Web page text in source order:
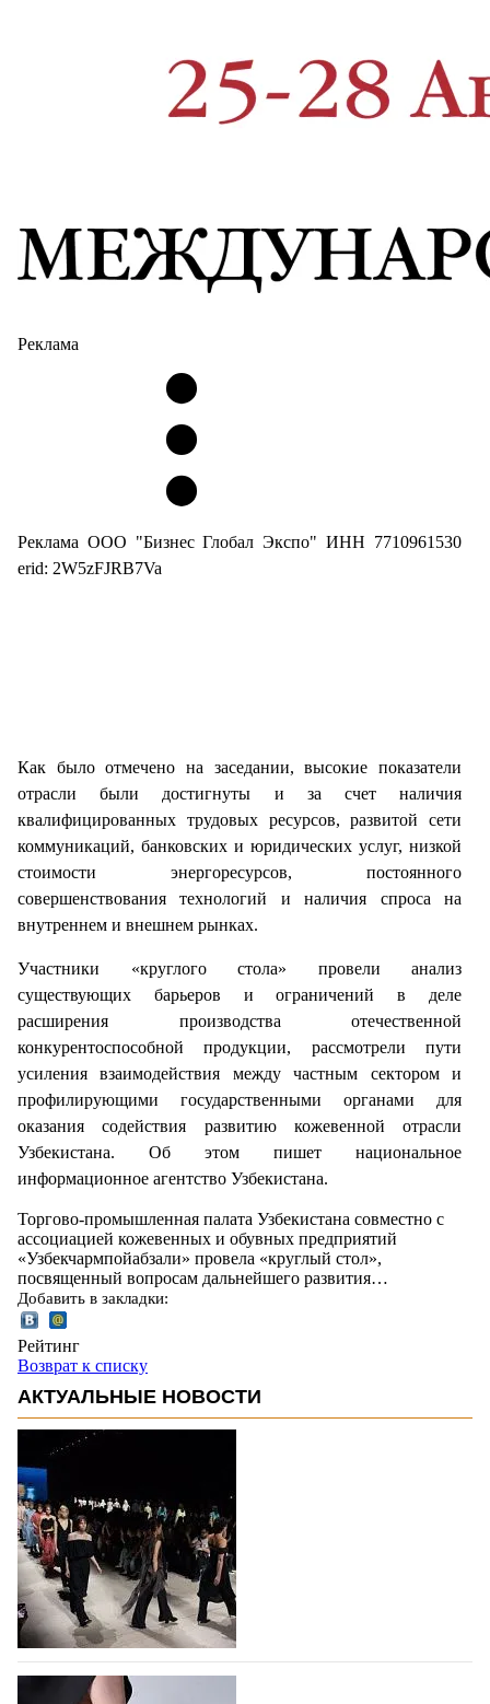
Реклама
Реклама ООО "Бизнес Глобал Экспо" ИНН 7710961530
erid: 2W5zFJRB7Va
Как было отмечено на заседании, высокие показатели
отрасли были достигнуты и за счет наличия
квалифицированных трудовых ресурсов, развитой сети
коммуникаций, банковских и юридических услуг, низкой
стоимости энергоресурсов, постоянного
совершенствования технологий и наличия спроса на
внутреннем и внешнем рынках.
Участники «круглого стола» провели анализ
существующих барьеров и ограничений в деле
расширения производства отечественной
конкурентоспособной продукции, рассмотрели пути
усиления взаимодействия между частным сектором и
профилирующими государственными органами для
оказания содействия развитию кожевенной отрасли
Узбекистана. Об этом пишет национальное
информационное агентство Узбекистана.
Торгово-промышленная палата Узбекистана совместно с
ассоциацией кожевенных и обувных предприятий
«Узбекчармпойабзали» провела «круглый стол»,
посвященный вопросам дальнейшего развития…
Добавить в закладки:
Рейтинг
Возврат к списку
АКТУАЛЬНЫЕ НОВОСТИ
На участие в Московской неделе моды